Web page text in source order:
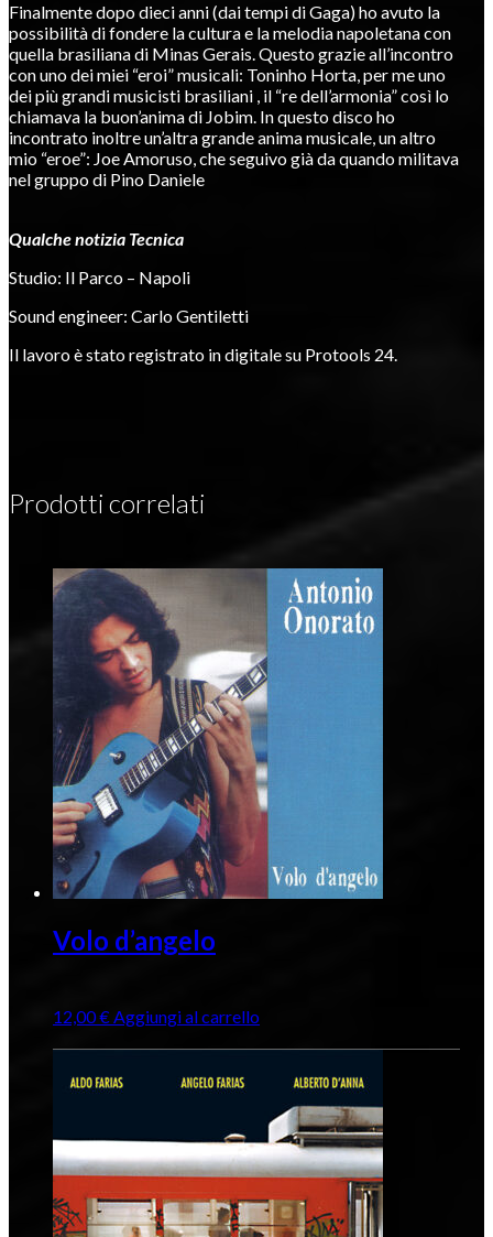
Finalmente dopo dieci anni (dai tempi di Gaga) ho avuto la
possibilità di fondere la cultura e la melodia napoletana con
quella brasiliana di Minas Gerais. Questo grazie all’incontro
con uno dei miei “eroi” musicali: Toninho Horta, per me uno
dei più grandi musicisti brasiliani , il “re dell’armonia” così lo
chiamava la buon’anima di Jobim. In questo disco ho
incontrato inoltre un’altra grande anima musicale, un altro
mio “eroe”: Joe Amoruso, che seguivo già da quando militava
nel gruppo di Pino Daniele
Qualche notizia Tecnica
Studio: Il Parco – Napoli
Sound engineer: Carlo Gentiletti
Il lavoro è stato registrato in digitale su Protools 24.
Prodotti correlati
Volo d’angelo
12,00€ Aggiungi al carrello